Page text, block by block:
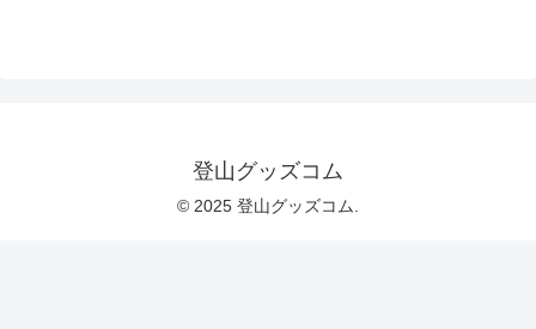
登山グッズコム
© 2025 登山グッズコム.